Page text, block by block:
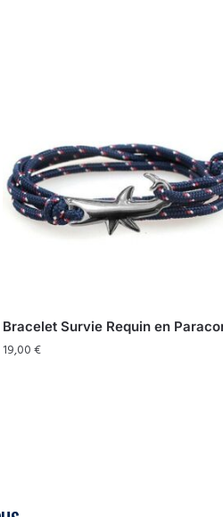
Bracelet Survie Requin en
19,00€